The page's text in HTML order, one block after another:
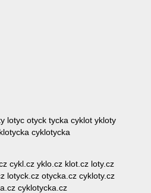
lotyc otyck tycka cyklot ykloty
cyklotycka
cykl.cz yklo.cz klot.cz loty.cz
lotyck.cz otycka.cz cykloty.cz
cyklotycka.cz